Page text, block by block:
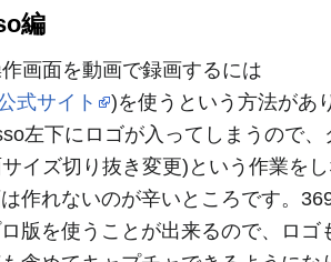
編
画面を動画で録画するには
式サイト
)を使うという方法があ
左下にロゴが入ってしまうので、
イズ切り抜き変更)という作業を
作れないのが辛いところです。
版を使うことが出来るので、ロゴ